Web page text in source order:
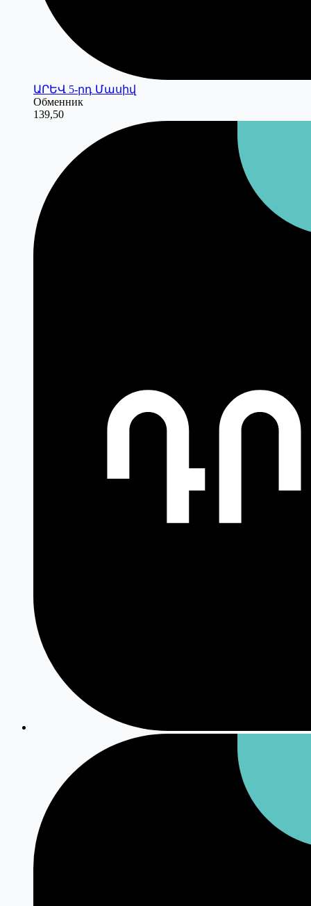
ԱՐԵՎ 5-րդ Մասիվ
Обменник
139,50